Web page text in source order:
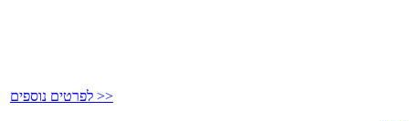
לפרטים נוספים >>